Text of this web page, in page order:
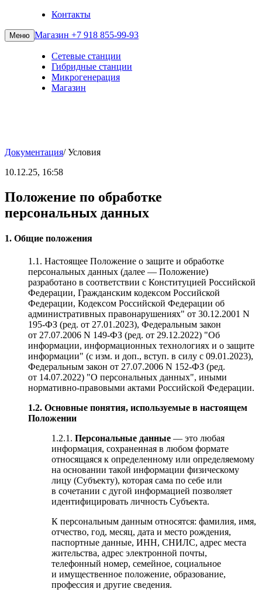
Контакты
Меню Магазин +7 918 855-99-93
Сетевые станции
Гибридные станции
Микрогенерация
Магазин
Документация/Условия
10.12.25, 16:58
Положение по обработке
персональных данных
1. Общие положения
1.1. Настоящее Положение о защите и обработке
персональных данных (далее — Положение)
разработано в соответствии с Конституцией Российской
Федерации, Гражданским кодексом Российской
Федерации, Кодексом Российской Федерации об
административных правонарушениях" от 30.12.2001 N
195-ФЗ (ред. от 27.01.2023), Федеральным закон
от 27.07.2006 N 149-ФЗ (ред. от 29.12.2022) "Об
информации, информационных технологиях и о защите
информации" (с изм. и доп., вступ. в силу с 09.01.2023),
Федеральным закон от 27.07.2006 N 152-ФЗ (ред.
от 14.07.2022) "О персональных данных", иными
нормативно-правовыми актами Российской Федерации.
1.2. Основные понятия, используемые в настоящем
Положении
1.2.1. Персональные данные — это любая
информация, сохраненная в любом формате
относящаяся к определенному или определяемому
на основании такой информации физическому
лицу (Субъекту), которая сама по себе или
в сочетании с дугой информацией позволяет
идентифицировать личность Субъекта.
К персональным данным относятся: фамилия, имя,
отчество, год, месяц, дата и место рождения,
паспортные данные, ИНН, СНИЛС, адрес места
жительства, адрес электронной почты,
телефонный номер, семейное, социальное
и имущественное положение, образование,
профессия и другие сведения.